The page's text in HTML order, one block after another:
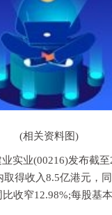
(相关资料图)
实业(00216)发布截
得收入8.5亿港元，
收窄12.98%;每股基本